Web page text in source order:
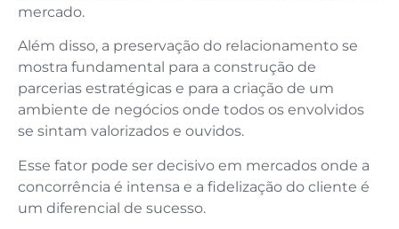
mercado.
Além disso, a preservação do relacionamento se
mostra fundamental para a construção de
parcerias estratégicas e para a criação de um
ambiente de negócios onde todos os envolvidos
se sintam valorizados e ouvidos.
Esse fator pode ser decisivo em mercados onde a
concorrência é intensa e a fidelização do cliente é
um diferencial de sucesso.